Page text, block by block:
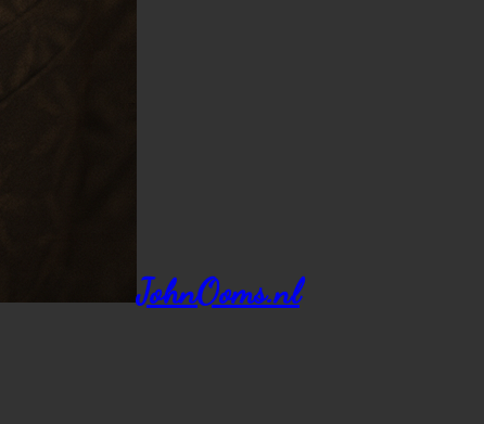
JohnOoms.nl